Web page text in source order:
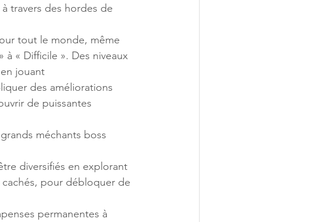
travers des hordes de
tout le monde, même
à « Difficile ». Des niveaux
jouant
des améliorations
de puissantes
méchants boss
diversifiés en explorant
pour débloquer de
permanentes à